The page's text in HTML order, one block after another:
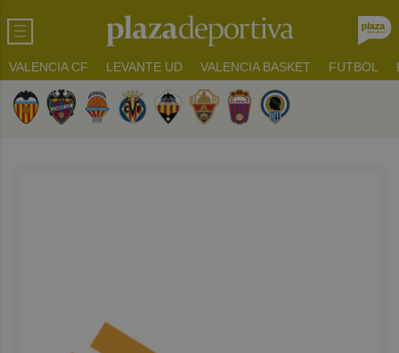
VALENCIA CF LEVANTE UD VALENCIA BASKET FUTBOL